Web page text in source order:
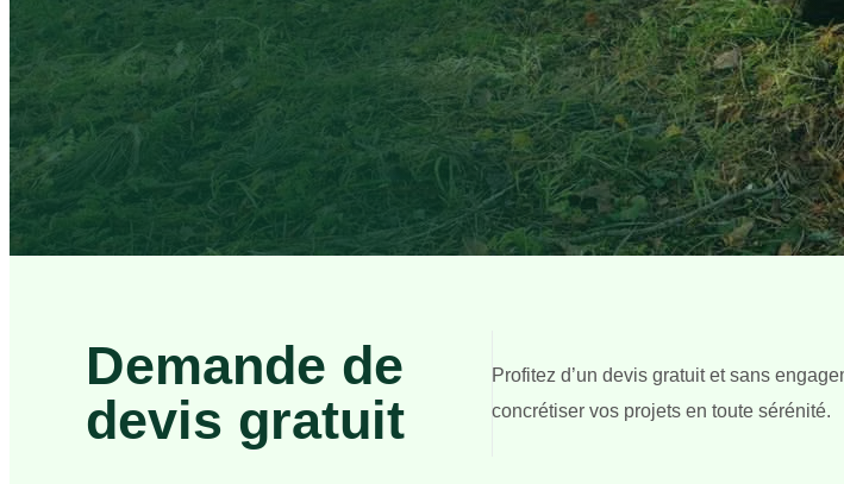
Demande de
devis gratuit
Profitez d’un devis gratuit et sans
concrétiser vos projets en toute sérénité.